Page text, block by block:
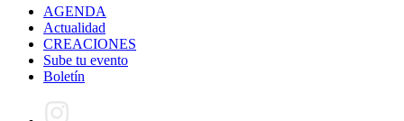
AGENDA
Actualidad
CREACIONES
Sube tu evento
Boletín